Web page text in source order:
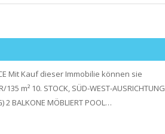
Mit Kauf dieser Immobilie können sie
m² 10. STOCK, SÜD-WEST-AUSRICHTUNG
2 BALKONE MÖBLIERT POOL…